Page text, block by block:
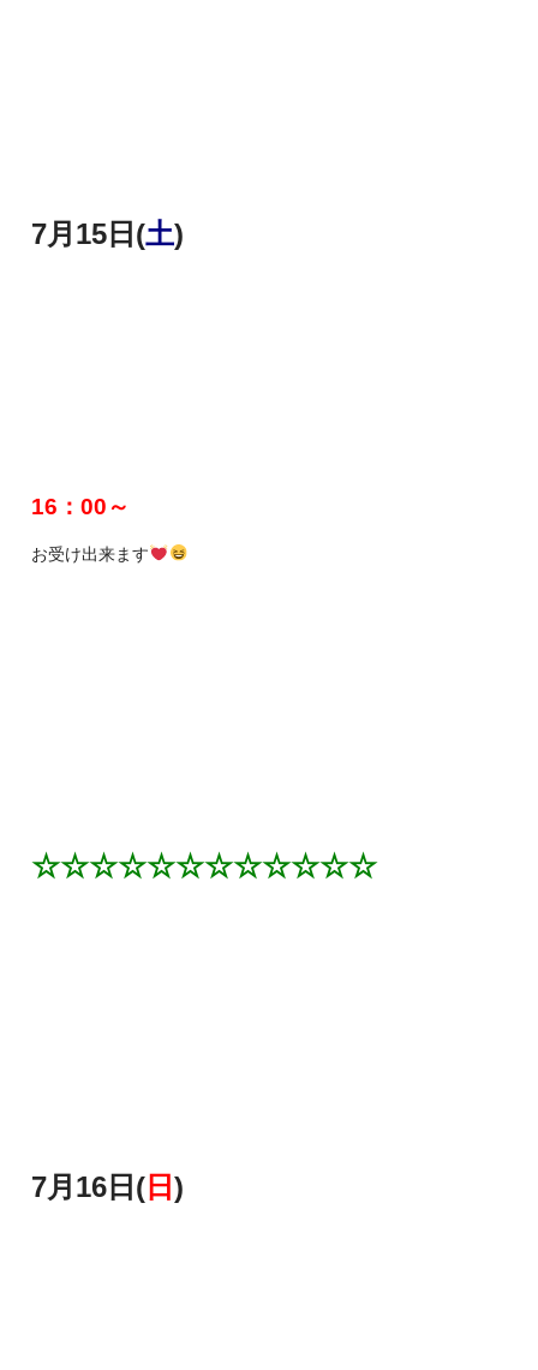
7月15日(土)
16：00～
お受け出来ます
☆☆☆☆☆☆☆☆☆☆☆☆
7月16日( 日)